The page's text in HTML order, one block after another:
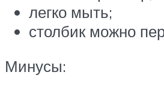
легко мыть;
столбик можно
Минусы: